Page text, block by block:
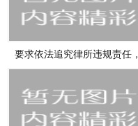
要求依法追究律所违规责任，